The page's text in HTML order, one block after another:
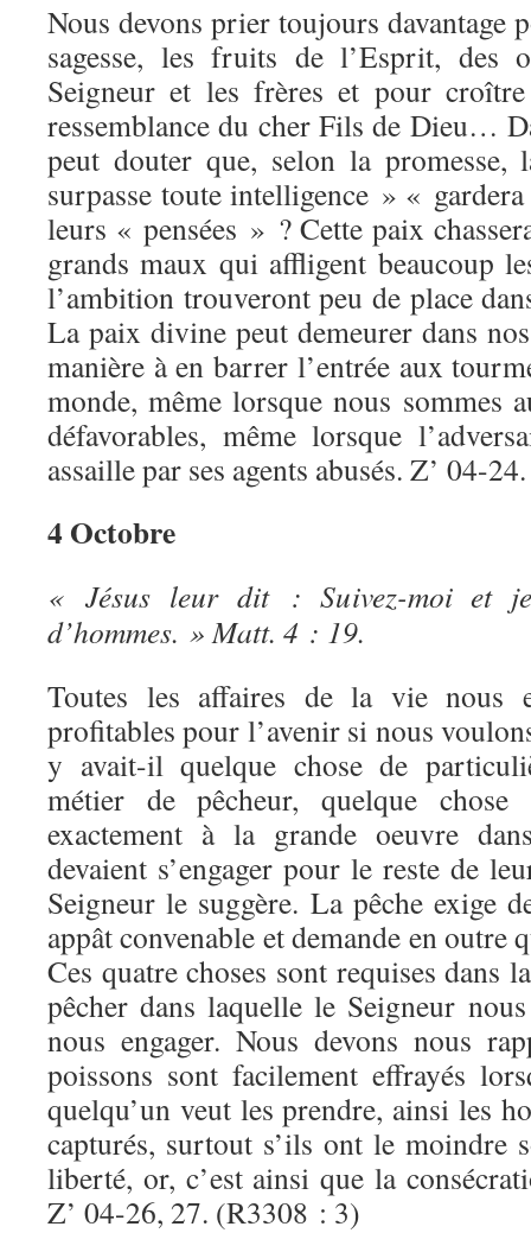
Nous devons prier toujours davantage
sagesse, les fruits de l’Esprit, des
Seigneur et les frères et pour
ressemblance du cher Fils de Dieu…
peut douter que, selon la
surpasse toute intelligence » «
leurs « pensées » ? Cette paix
grands maux qui affligent beaucoup
l’ambition trouveront peu de place
La paix divine peut demeurer dans
manière à en barrer l’entrée aux
monde, même lorsque nous sommes
défavorables, même lorsque
assaille par ses agents abusés. Z’ 04-
4 Octobre
« Jésus leur dit : Suivez-moi et
d’hommes. » Matt. 4 : 19.
Toutes les affaires de la vie nous
profitables pour l’avenir si nous
y avait-il quelque chose de
métier de pêcheur, quelque chose
exactement à la grande oeuvre
devaient s’engager pour le reste de
Seigneur le suggère. La pêche exige
appât convenable et demande en outre
Ces quatre choses sont requises dans
pêcher dans laquelle le Seigneur
nous engager. Nous devons nous
poissons sont facilement effrayés
quelqu’un veut les prendre, ainsi les
capturés, surtout s’ils ont le moindre
liberté, or, c’est ainsi que la
Z’ 04-26, 27. (R3308 : 3)